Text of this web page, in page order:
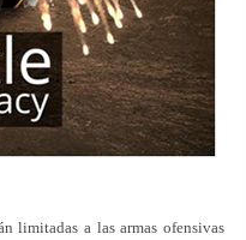
limitadas a las armas ofensivas